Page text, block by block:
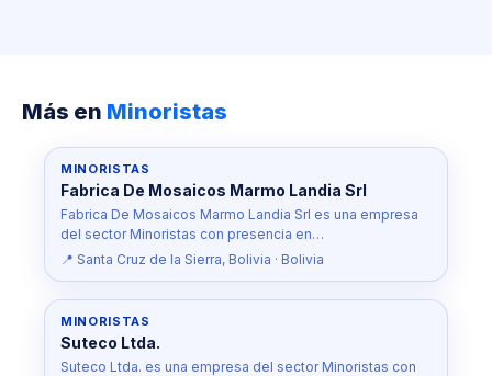
Más en Minoristas
MINORISTAS
Fabrica De Mosaicos Marmo Landia Srl
Fabrica De Mosaicos Marmo Landia Srl es una empresa
del sector Minoristas con presencia en…
📍 Santa Cruz de la Sierra, Bolivia · Bolivia
MINORISTAS
Suteco Ltda.
Suteco Ltda. es una empresa del sector Minoristas con